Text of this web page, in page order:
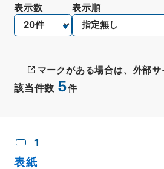
該当件数 5件
表示数 表示順
マークがある場合は、外部サ
1
表紙